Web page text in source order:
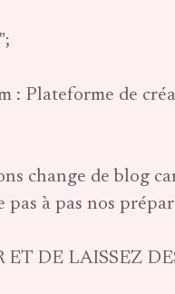
: Plateforme de
change de blog
pas à pas nos
ET DE LAISSEZ